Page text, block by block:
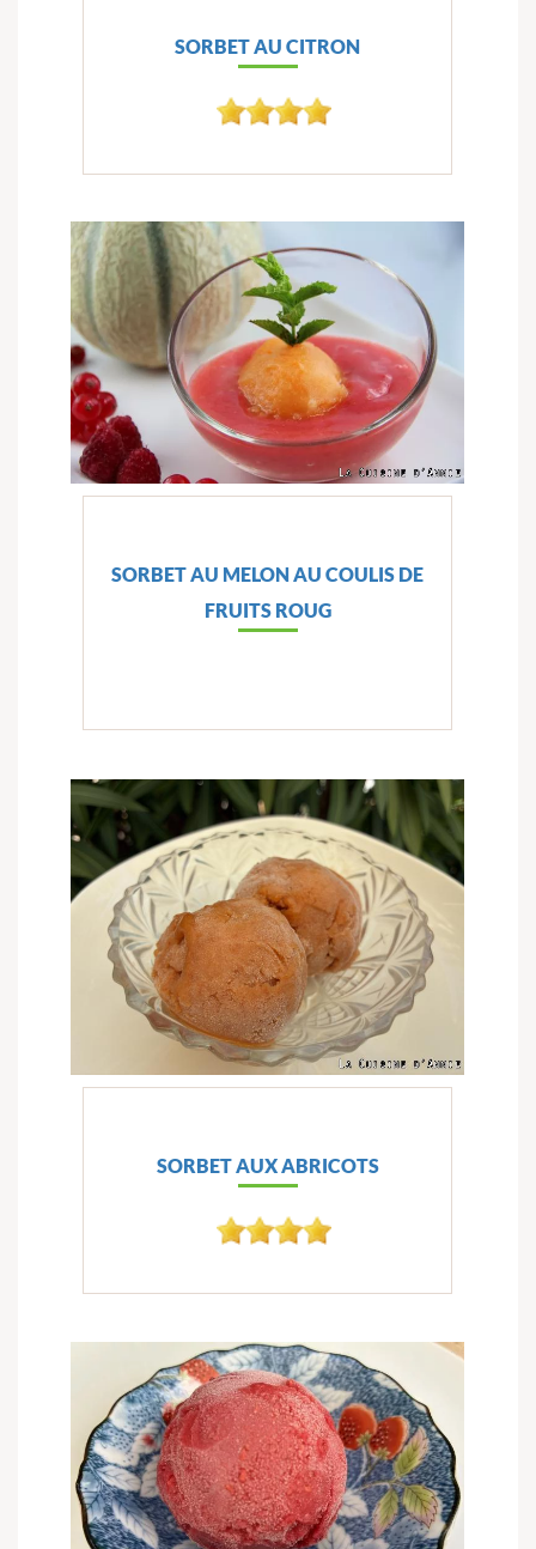
SORBET AU CITRON
SORBET AU MELON AU COULIS DE
FRUITS ROUG
SORBET AUX ABRICOTS